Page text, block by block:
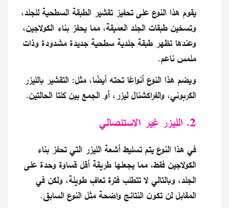
يقوم هذا النوع على تحفيز تقشير الطبقة السطحية للجلد،
وتسخين طبقات الجلد العميقة، مما يحفز بناء الكولاجين،
وعندها تظهر طبقة جلدية سطحية جديدة مشدودة وذات
ملمس ناعم.
ويضم هذا النوع أنواعًا تحته أيضًا، مثل: التقشير بالليزر
الكربوني، والفراكشنال ليزر، أو الجمع بين كلتا الحالتين.
2. الليزر غير الاستئصالي
في هذا النوع يتم تسليط أشعة الليزر التي تحفز بناء
الكولاجين فقط، مما يجعلها طريقة أقل قساوة وحدة على
الجلد، وبالتالي لا تتطلب فترة تعافٍ طويلة، ولكن في
المقابل لن تكون النتائج واضحة مثل النوع السابق.